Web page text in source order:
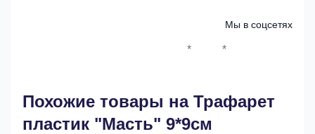
Мы в соцсетях
* *
Похожие товары на Трафарет
пластик "Масть" 9*9см